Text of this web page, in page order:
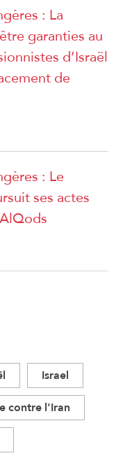
: La
garanties au
d’Israël
de
: Le
ses actes
Israel
contre l'Iran